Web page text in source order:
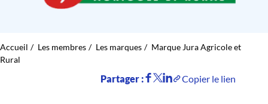
Accueil Les membres Les marques
Marque Jura Agricole et
Rural
Partager : Copier le lien